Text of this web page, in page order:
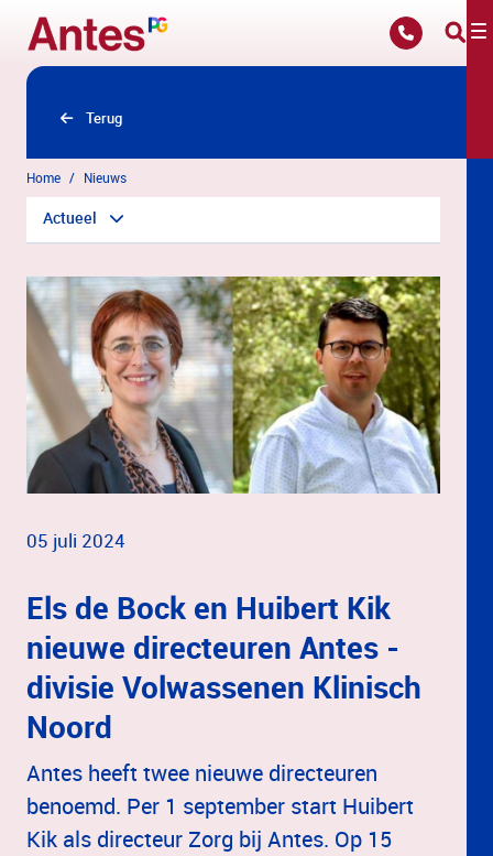
Overslaan en naar hoofdinhoud gaan
Terug
Home Nieuws
Actueel
05 juli 2024
Els de Bock en Huibert Kik
nieuwe directeuren Antes -
divisie Volwassenen Klinisch
Noord
Antes heeft twee nieuwe directeuren
benoemd. Per 1 september start Huibert
Kik als directeur Zorg bij Antes. Op 15